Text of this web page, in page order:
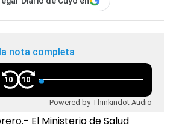
nota completa
10 10
Powered by Thinkindot Audio
El Ministerio de Salud